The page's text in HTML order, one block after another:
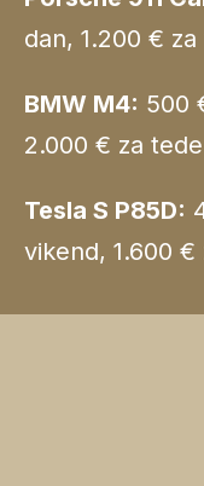
dan, 1.200 €
BMW M4: 500
2.000 € za
Tesla S P85D:
vikend, 1.600